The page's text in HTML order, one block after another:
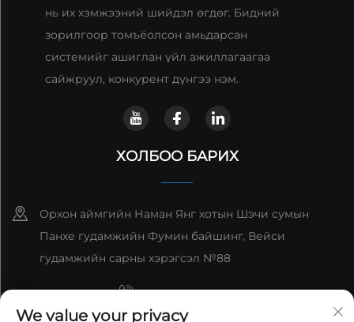
нь их хэмжээний шийдэл өгдөг. Бидний
зорилгоор томъёолсон амьдарсан
системийг ашиглан үйл ажиллагаагаа
сайжруул, конкурент дүнгээ нэм.
ХОЛБОО БАРИХ
Орхон аймгийн Наман Янг хотын Шэчи сумын
Панхе гудамжийн Фумин байшинг, Вейси
гудамжийн сарны хэрэгсэл №88
+8615993153189
We value your privacy